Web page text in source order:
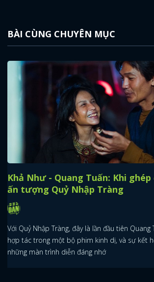
BÀI CÙNG CHUYÊN MỤC
Khả Như - Quang Tuấn: Khi
ấn tượng Quỷ Nhập Tràng
Với Quỷ Nhập Tràng, đây là lần đầu tiên Quang
hợp tác trong một bộ phim kinh dị, và sự kết
những màn trình diễn đáng nhớ